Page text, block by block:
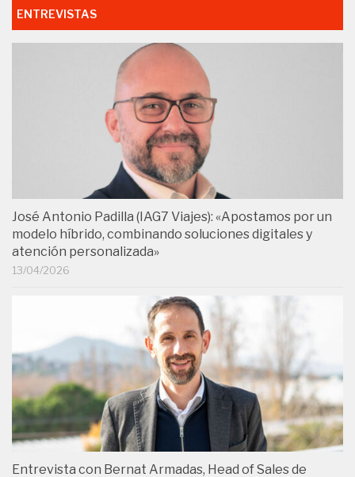
ENTREVISTAS
José Antonio Padilla (IAG7 Viajes): «Apostamos por un
modelo híbrido, combinando soluciones digitales y
atención personalizada»
13/04/2026
Entrevista con Bernat Armadas, Head of Sales de